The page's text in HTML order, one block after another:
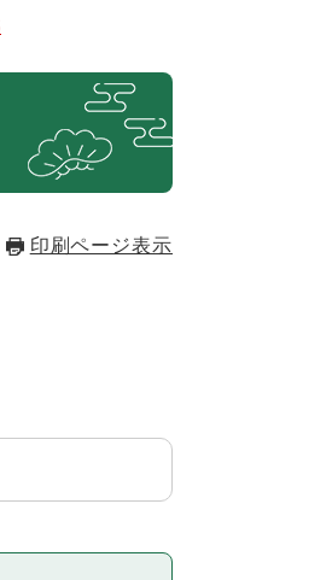
印刷ページ表示